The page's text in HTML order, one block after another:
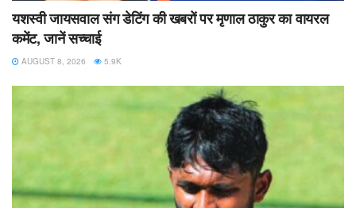
यशस्वी जायसवाल संग डेटिंग की खबरों पर मृणाल ठाकुर का वायरल
कमेंट, जानें सच्चाई
AUGUST 8, 2026 5.9K